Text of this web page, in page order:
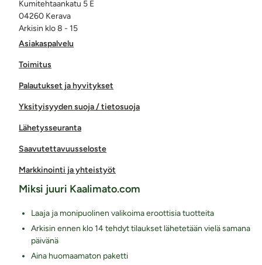
Asiakaspalvelu
Toimitus
Palautukset ja hyvitykset
Yksityisyyden suoja / tietosuoja
Lähetysseuranta
Saavutettavuusseloste
Markkinointi ja yhteistyöt
Kumitehtaankatu 5 E
04260 Kerava
Arkisin klo 8 - 15
Miksi juuri Kaalimato.com
Laaja ja monipuolinen valikoima eroottisia tuotteita
Arkisin ennen klo 14 tehdyt tilaukset lähetetään vielä samana
päivänä
Aina huomaamaton paketti